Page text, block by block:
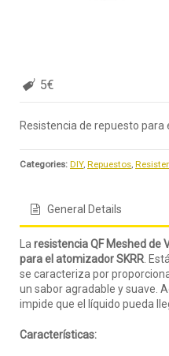
5€
Resistencia de repuesto para
Categories: DIY, Repuestos,
General Details
La resistencia QF Meshed de
para el atomizador SKRR .
se caracteriza por
un sabor agradable y suave.
impide que el líquido pueda
Características: